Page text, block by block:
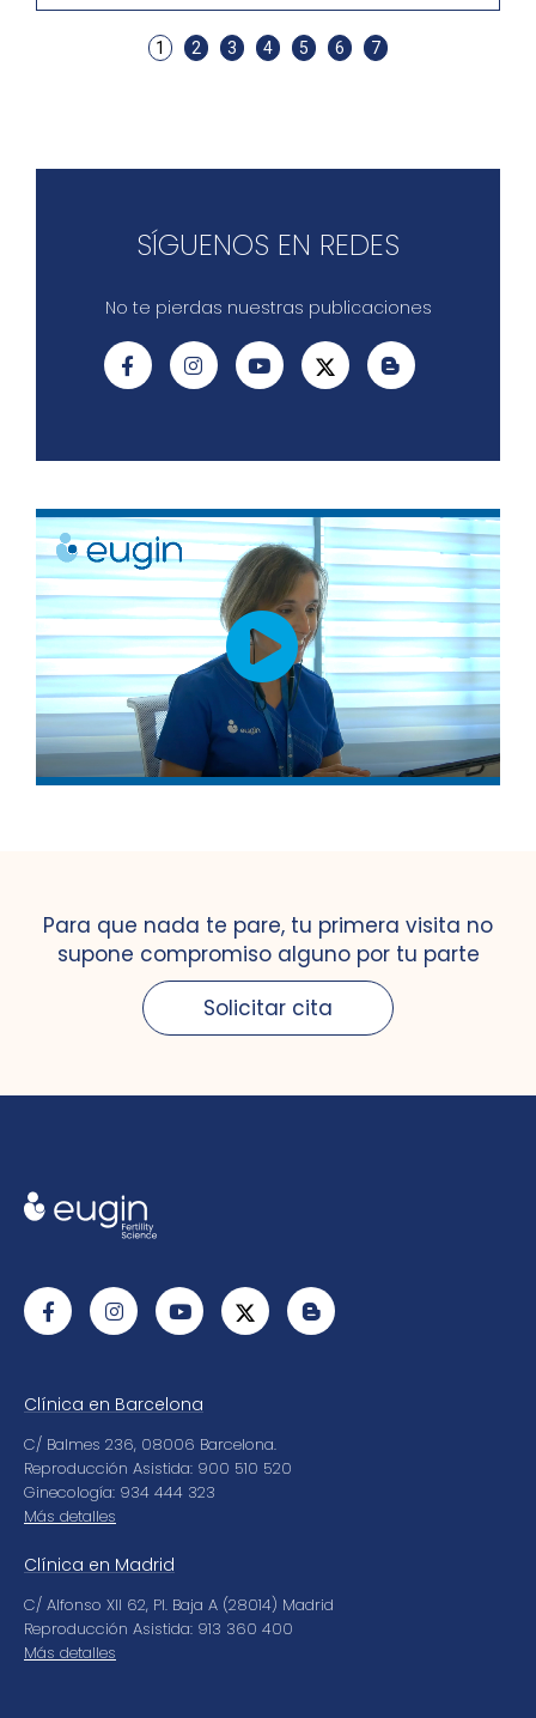
1 2 3 4 5 6 7
SÍGUENOS EN REDES
No te pierdas nuestras publicaciones
Para que nada te pare, tu primera visita no
supone compromiso alguno por tu parte
Solicitar cita
Clínica en Barcelona
C/ Balmes 236, 08006 Barcelona.
Reproducción Asistida: 900 510 520
Ginecología: 934 444 323
Más detalles
Clínica en Madrid
C/ Alfonso XII 62, Pl. Baja A (28014) Madrid
Reproducción Asistida: 913 360 400
Más detalles